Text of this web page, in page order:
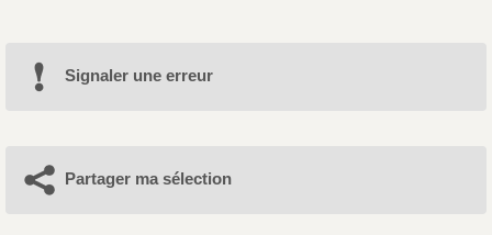
Signaler une erreur
Partager ma sélection